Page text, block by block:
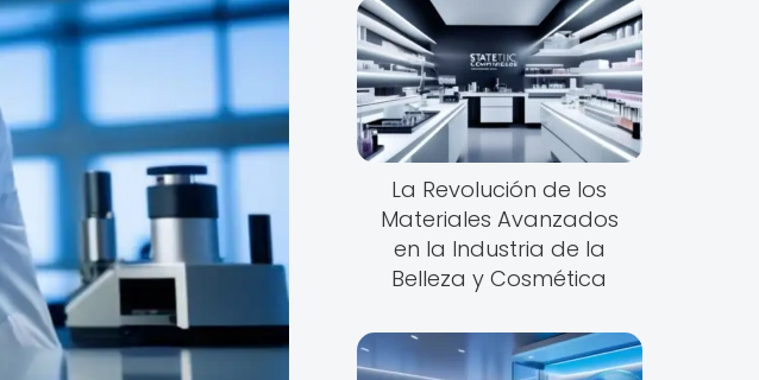
La Revolución de los
Materiales Avanzados
en la Industria de la
Belleza y Cosmética